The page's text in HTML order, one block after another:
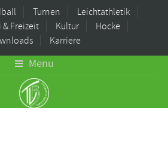
Turnen
Leichtathletik
& Freizeit Kultur
Hocke
Karriere
Menu